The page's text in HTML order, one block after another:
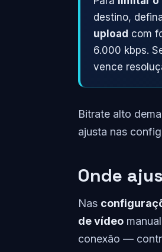
destino,
upload com
6.000 kbps.
vence
Bitrate alto
ajusta nas
Onde
Nas
de vídeo
conexão —